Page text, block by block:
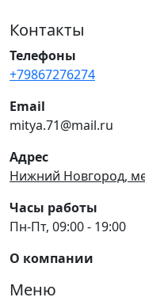
Контакты
Телефоны
+79867276274
Email
mitya.71@mail.ru
Адрес
Нижний Новгород,
Часы работы
Пн-Пт, 09:00 - 19:00
О компании
Меню